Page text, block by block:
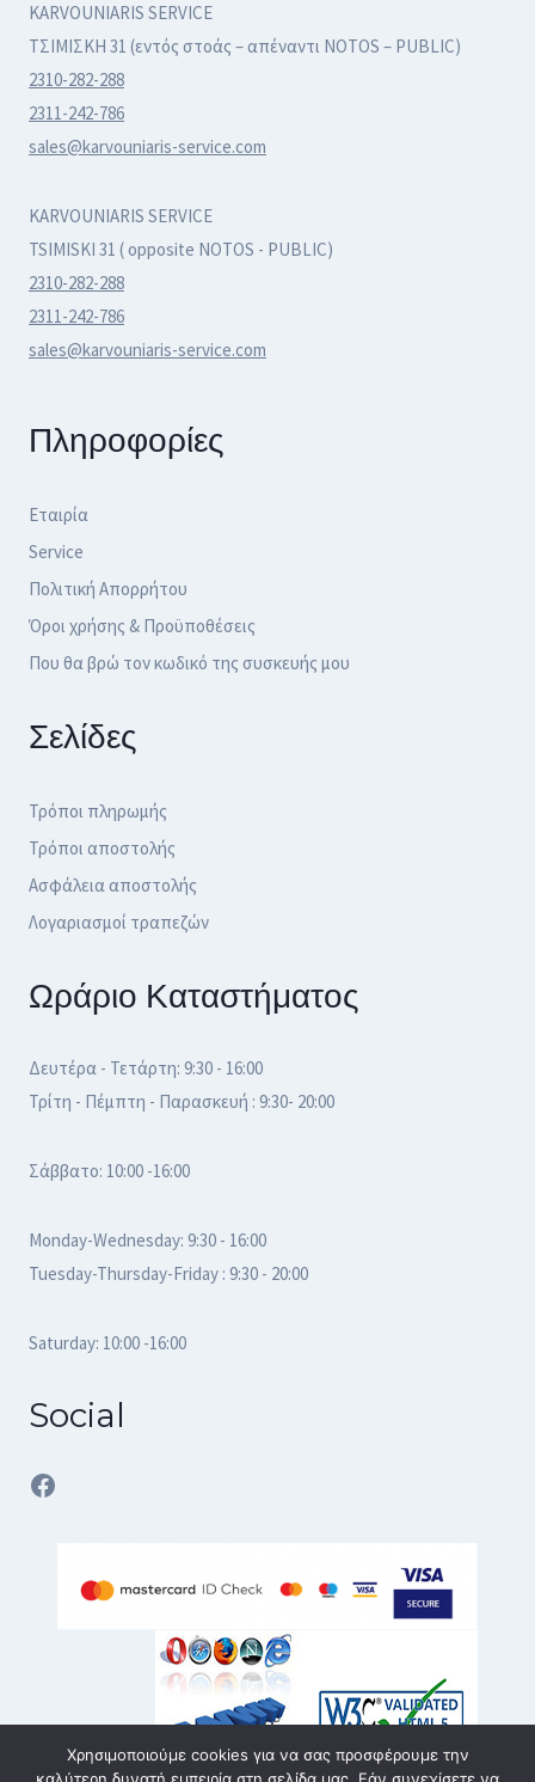
KARVOUNIARIS SERVICE
ΤΣΙΜΙΣΚΗ 31 (εντός στοάς – απέναντι NOTOS – PUBLIC)
2310-282-288
2311-242-786
sales@karvouniaris-service.com
KARVOUNIARIS SERVICE
TSIMISKI 31 ( opposite NOTOS - PUBLIC)
2310-282-288
2311-242-786
sales@karvouniaris-service.com
Πληροφορίες
Εταιρία
Service
Πολιτική Απορρήτου
Όροι χρήσης & Προϋποθέσεις
Που θα βρώ τον κωδικό της συσκευής μου
Σελίδες
Τρόποι πληρωμής
Τρόποι αποστολής
Ασφάλεια αποστολής
Λογαριασμοί τραπεζών
Ωράριο Καταστήματος
Δευτέρα - Τετάρτη: 9:30 - 16:00
Τρίτη - Πέμπτη - Παρασκευή : 9:30- 20:00
Σάββατο: 10:00 -16:00
Monday-Wednesday: 9:30 - 16:00
Tuesday-Thursday-Friday : 9:30 - 20:00
Saturday: 10:00 -16:00
Social
Facebook
Χρησιμοποιούμε cookies για να σας προσφέρουμε την